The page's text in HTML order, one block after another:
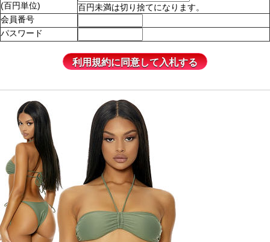
(百円単位)
百円未満は切り捨てになります。
会員番号
パスワード